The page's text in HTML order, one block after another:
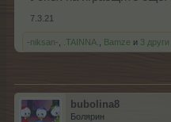
7.3.21
-niksan- .TAINNA. Bamze и 3 други
bubolina8
Болярин